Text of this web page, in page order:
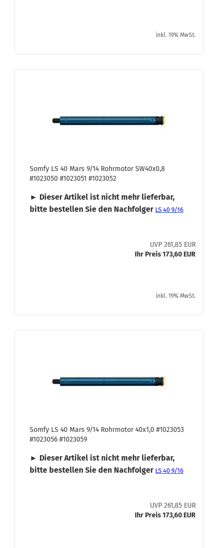
inkl. 19% MwSt.
Somfy LS 40 Mars 9/14 Rohr­mo­tor SW40x0,8
#1023050 #1023051 #1023052
► Die­ser Ar­ti­kel ist nicht mehr lie­fer­bar,
bitte be­stel­len Sie den Nach­fol­ger LS 40 9/16
UVP 261,85 EUR
Ihr Preis 173,60 EUR
inkl. 19% MwSt.
Somfy LS 40 Mars 9/14 Rohr­mo­tor 40x1,0 #1023053
#1023056 #1023059
► Die­ser Ar­ti­kel ist nicht mehr lie­fer­bar,
bitte be­stel­len Sie den Nach­fol­ger LS 40 9/16
UVP 261,85 EUR
Ihr Preis 173,60 EUR